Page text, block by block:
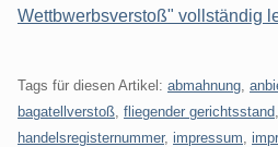
Wettbwerbsverstoß" vollständig
Tags für diesen Artikel: abmahnung
bagatellverstoß fliegender gerichtsstand
handelsregisternummer, impressum